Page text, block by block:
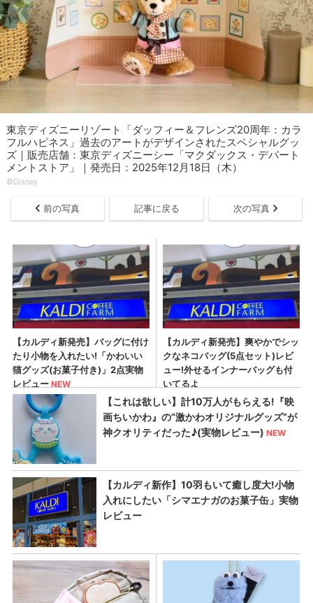
東京ディズニーリゾート「ダッフィー＆フレンズ20周年：カラ
フルハピネス」過去のアートがデザインされたスペシャルグッ
ズ｜販売店舗：東京ディズニーシー「マクダックス・デパート
メントストア」｜発売日：2025年12月18日（木）
©Disney
前の写真 記事に戻る 次の写真